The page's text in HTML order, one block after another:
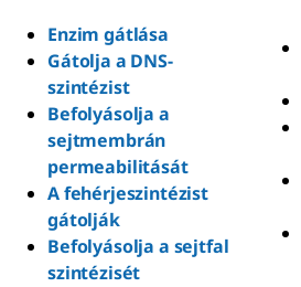
Enzim gátlása
Gátolja a DNS-
szintézist
Befolyásolja a
sejtmembrán
permeabilitását
A fehérjeszintézist
gátolják
Befolyásolja a sejtfal
szintézisét